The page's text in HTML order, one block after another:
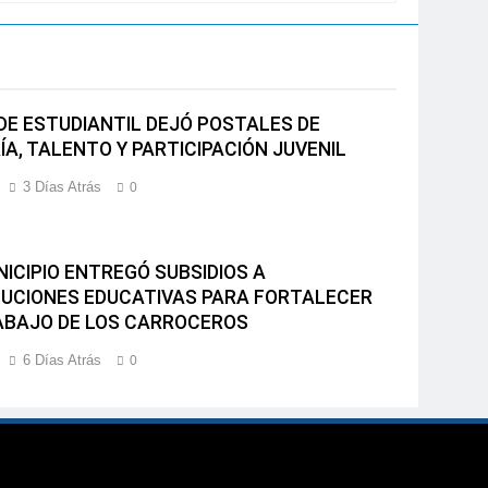
ESTUDIANTIL DEJÓ POSTALES DE
TALENTO Y PARTICIPACIÓN JUVENIL
3 Días Atrás 0
ENTREGÓ SUBSIDIOS A
EDUCATIVAS PARA FORTALECER
DE LOS CARROCEROS
6 Días Atrás 0